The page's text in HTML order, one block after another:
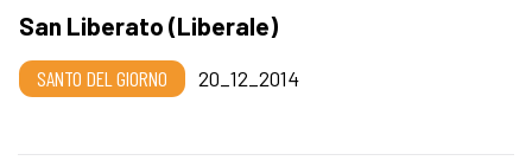
San Liberato (Liberale)
SANTO DEL GIORNO 20_12_2014